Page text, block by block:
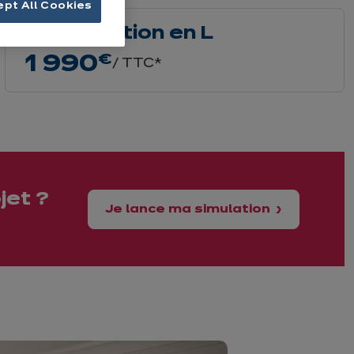
Implantation en L
1 990€/ TTC*
?
Je lance ma simulation
All Cookies